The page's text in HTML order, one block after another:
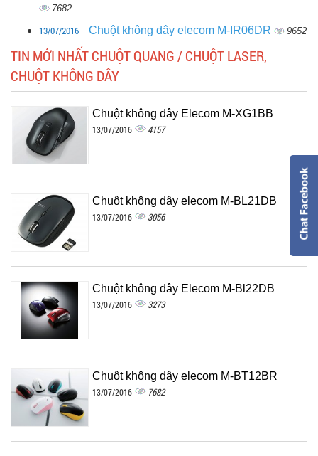
7682
13/07/2016 Chuột không dây elecom M-IR06DR 9652
TIN MỚI NHẤT CHUỘT QUANG / CHUỘT LASER,
CHUỘT KHÔNG DÂY
Chuột không dây Elecom M-XG1BB
13/07/2016 4157
Chuột không dây elecom M-BL21DB
13/07/2016 3056
Chuột không dây Elecom M-Bl22DB
13/07/2016 3273
Chuột không dây elecom M-BT12BR
13/07/2016 7682